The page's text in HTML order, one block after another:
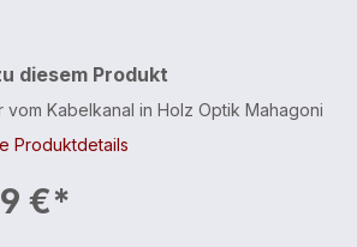
diesem Produkt
vom Kabelkanal in Holz Optik Mahagoni
Produktdetails
€*